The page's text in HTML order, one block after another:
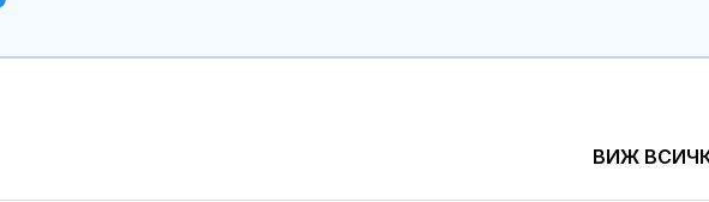
ВИЖ